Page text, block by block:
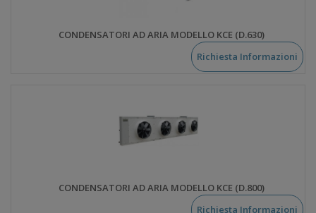
CONDENSATORI AD ARIA MODELLO KCE (D.630)
Richiesta Informazioni
CONDENSATORI AD ARIA MODELLO KCE (D.800)
Richiesta Informazioni